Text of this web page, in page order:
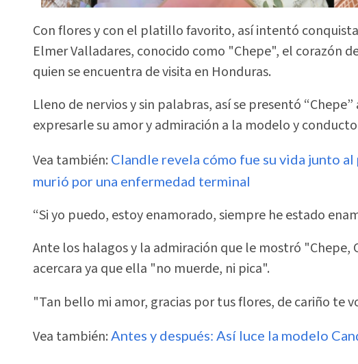
Con flores y con el platillo favorito, así intentó
Elmer Valladares, conocido como "Chepe", el corazón
quien se encuentra de visita en Honduras.
Lleno de nervios y sin palabras, así se presentó
expresarle su amor y admiración a la modelo y
Vea también: Clandle revela cómo fue su vida junto
murió por una enfermedad terminal
“Si yo puedo, estoy enamorado, siempre he estado
Ante los halagos y la admiración que le mostró "Chepe,
acercara ya que ella "no muerde, ni pica".
"Tan bello mi amor, gracias por tus flores, de cariño te
Vea también: Antes y después: Así luce la modelo